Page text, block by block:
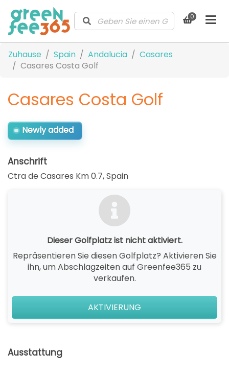
0
Zuhause Spain Andalucia
Casares
Casares Costa Golf
Casares Costa Golf
Newly added
Anschrift
Ctra de Casares Km 0.7,Spain
Dieser Golfplatz ist nicht aktiviert.
Repräsentieren Sie diesen Golfplatz? Aktivieren Sie
ihn, um Abschlagzeiten auf Greenfee365 zu
verkaufen.
AKTIVIERUNG
Ausstattung